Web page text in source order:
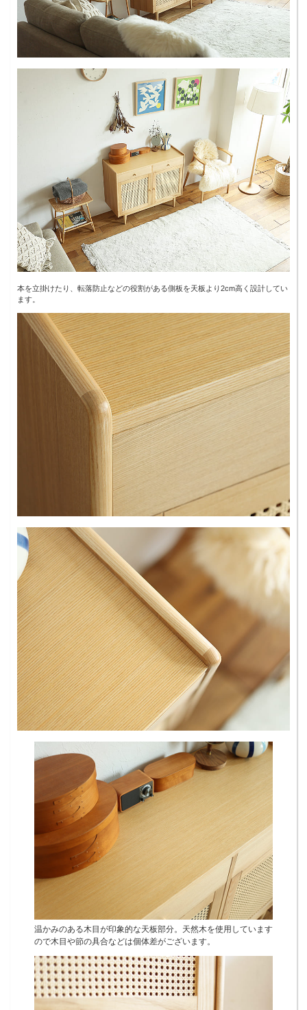
本を立掛けたり、転落防止などの役割がある側板を天板より2cm高く設計してい
ます。
温かみのある木目が印象的な天板部分。天然木を使用しています
ので木目や節の具合などは個体差がございます。